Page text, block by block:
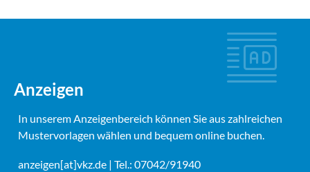
Anzeigen
In unserem Anzeigenbereich können Sie aus zahlreichen
Mustervorlagen wählen und bequem online buchen.
anzeigen[at]vkz.de | Tel.: 07042/91940